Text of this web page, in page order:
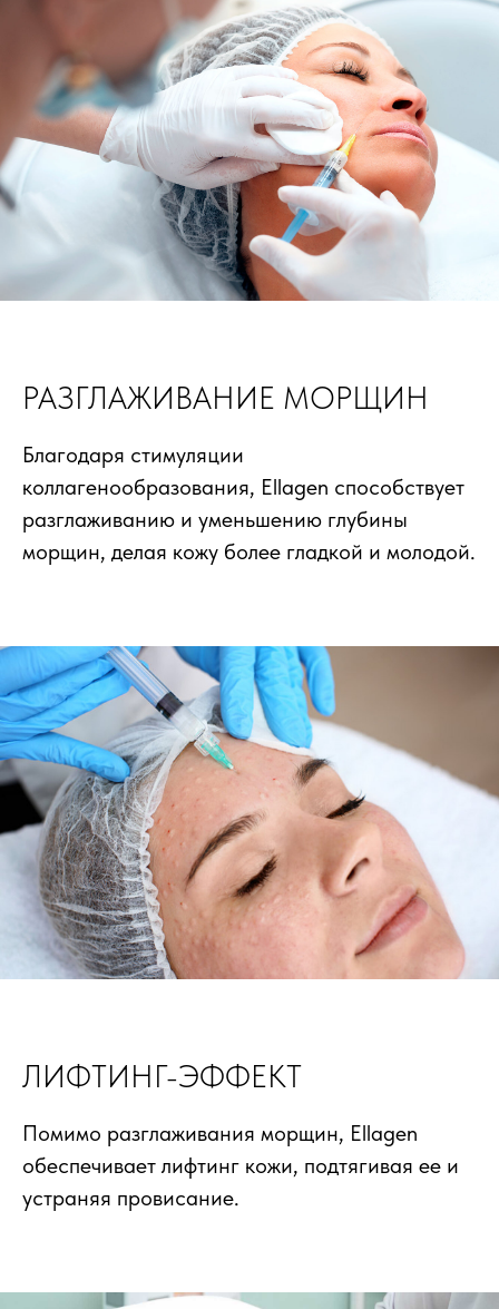
РАЗГЛАЖИВАНИЕ МОРЩИН
Благодаря стимуляции
коллагенообразования, Ellagen способствует
разглаживанию и уменьшению глубины
морщин, делая кожу более гладкой и молодой.
ЛИФТИНГ-ЭФФЕКТ
Помимо разглаживания морщин, Ellagen
обеспечивает лифтинг кожи, подтягивая ее и
устраняя провисание.